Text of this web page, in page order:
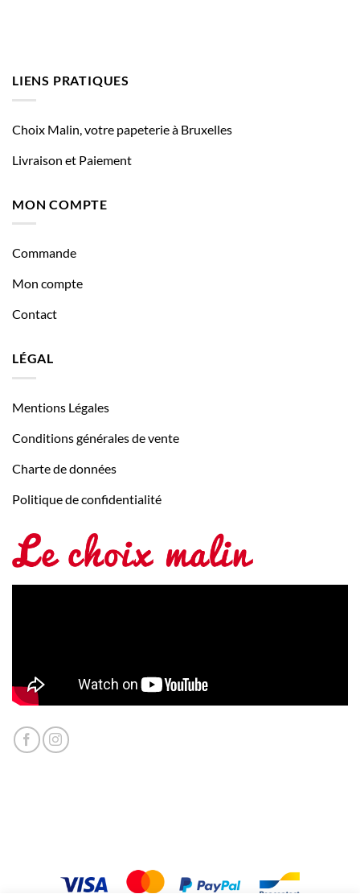
LIENS PRATIQUES
Choix Malin, votre papeterie à Bruxelles
Livraison et Paiement
MON COMPTE
Commande
Mon compte
Contact
LÉGAL
Mentions Légales
Conditions générales de vente
Charte de données
Politique de confidentialité